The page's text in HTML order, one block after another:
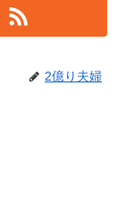
2億り夫婦